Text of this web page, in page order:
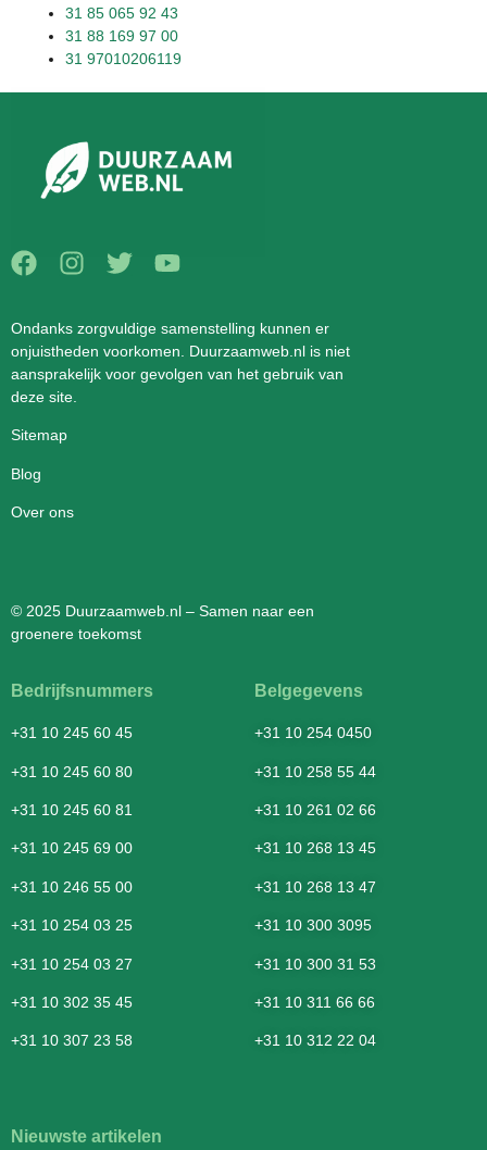
31 85 065 92 43
31 88 169 97 00
31 97010206119
Ondanks zorgvuldige samenstelling kunnen er
onjuistheden voorkomen. Duurzaamweb.nl is niet
aansprakelijk voor gevolgen van het gebruik van
deze site.
Sitemap
Blog
Over ons
© 2025 Duurzaamweb.nl – Samen naar een
groenere toekomst
Bedrijfsnummers
+31 10 245 60 45
+31 10 245 60 80
+31 10 245 60 81
+31 10 245 69 00
+31 10 246 55 00
+31 10 254 03 25
+31 10 254 03 27
+31 10 302 35 45
+31 10 307 23 58
Belgegevens
+31 10 254 0450
+31 10 258 55 44
+31 10 261 02 66
+31 10 268 13 45
+31 10 268 13 47
+31 10 300 3095
+31 10 300 31 53
+31 10 311 66 66
+31 10 312 22 04
Nieuwste artikelen